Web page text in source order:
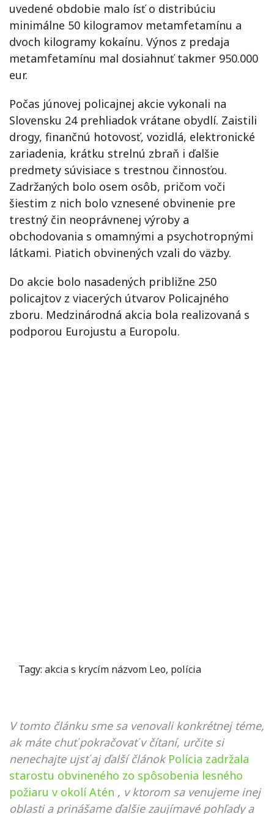
uvedené obdobie malo ísť o distribúciu
minimálne 50 kilogramov metamfetamínu a
dvoch kilogramy kokaínu. Výnos z predaja
metamfetamínu mal dosiahnuť takmer 950.000
eur.
Počas júnovej policajnej akcie vykonali na
Slovensku 24 prehliadok vrátane obydlí. Zaistili
drogy, finančnú hotovosť, vozidlá, elektronické
zariadenia, krátku strelnú zbraň i ďalšie
predmety súvisiace s trestnou činnosťou.
Zadržaných bolo osem osôb, pričom voči
šiestim z nich bolo vznesené obvinenie pre
trestný čin neoprávnenej výroby a
obchodovania s omamnými a psychotropnými
látkami. Piatich obvinených vzali do väzby.
Do akcie bolo nasadených približne 250
policajtov z viacerých útvarov Policajného
zboru. Medzinárodná akcia bola realizovaná s
podporou Eurojustu a Europolu.
Tagy: akcia s krycím názvom Leo, polícia
V tomto článku sme sa venovali konkrétnej téme,
ak máte chuť pokračovať v čítaní, určite si
nenechajte ujsť aj ďalší článok Polícia zadržala
starostu obvineného zo spôsobenia lesného
požiaru v okolí Atén , v ktorom sa venujeme inej
oblasti a prinášame ďalšie zaujímavé pohľady a